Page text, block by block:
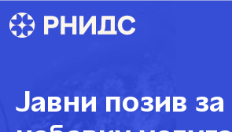
Јавни позив за